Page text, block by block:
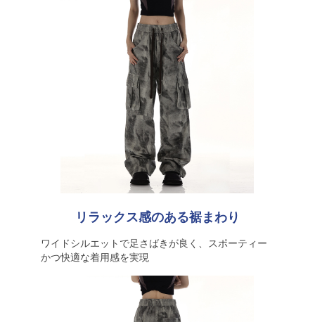
リラックス感のある裾まわり
ワイドシルエットで足さばきが良く、スポーティー
かつ快適な着用感を実現